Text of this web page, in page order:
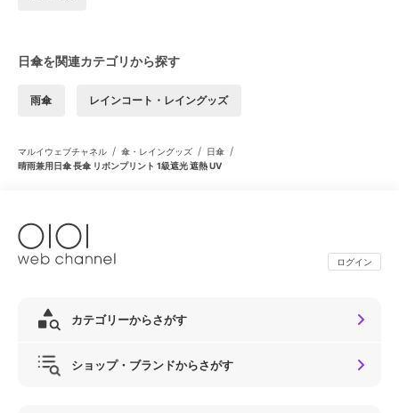
日傘を関連カテゴリから探す
雨傘 レインコート・レイングッズ
マルイウェブチャネル / 傘・レイングッズ / 日傘 /
晴雨兼用日傘 長傘 リボンプリント 1級遮光 遮熱 UV
ログイン
カテゴリーからさがす
ショップ・ブランドからさがす